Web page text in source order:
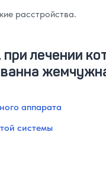
расстройства.
лечении
аппарата
системы